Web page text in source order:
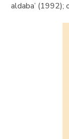
aldaba’ (1992);